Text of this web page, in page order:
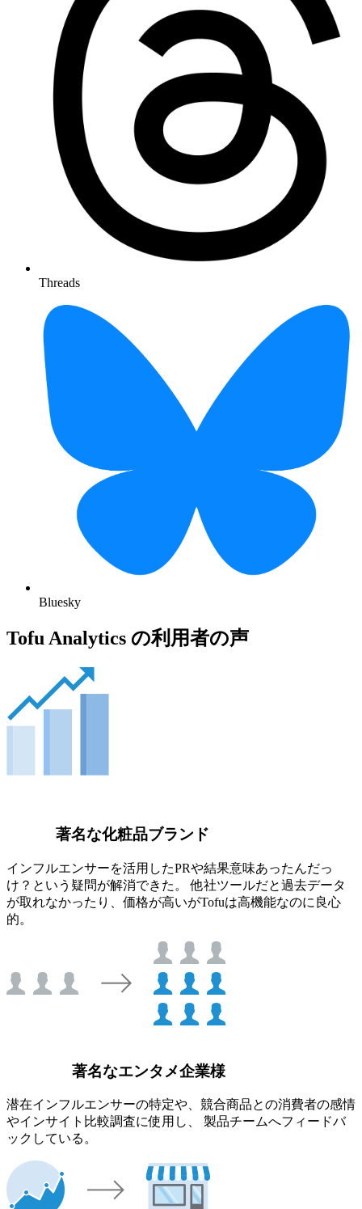
Threads
Bluesky
Tofu Analytics の利用者の声
著名な化粧品ブランド
インフルエンサーを活用したPRや結果意味あったんだっ
け？という疑問が解消できた。 他社ツールだと過去データ
が取れなかったり、価格が高いがTofuは高機能なのに良心
的。
著名なエンタメ企業様
潜在インフルエンサーの特定や、競合商品との消費者の感情
やインサイト比較調査に使用し、 製品チームへフィードバ
ックしている。